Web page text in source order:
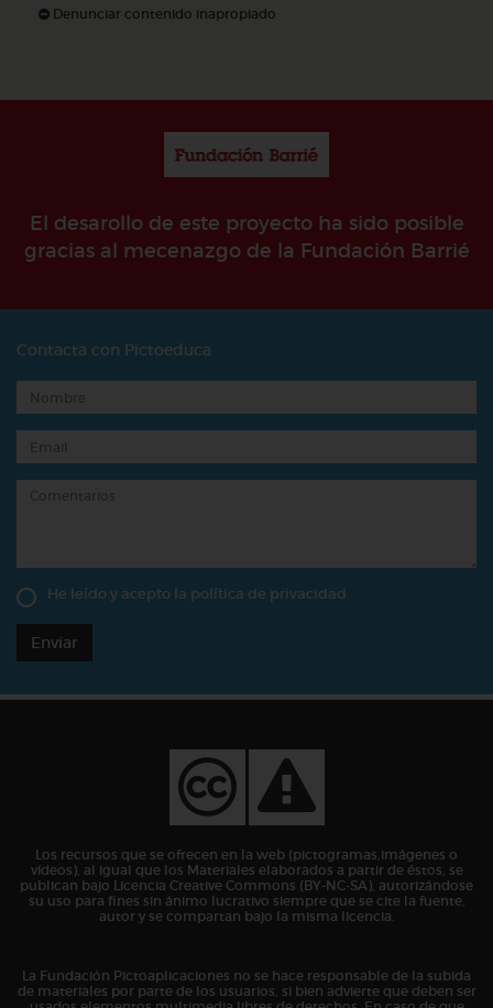
Denunciar contenido inapropiado
El desarollo de este proyecto ha sido posible
gracias al mecenazgo de la Fundación Barrié
Contacta con Pictoeduca
He leído y acepto la política de privacidad
Enviar
Los recursos que se ofrecen en la web (pictogramas,imágenes o
vídeos), al igual que los Materiales elaborados a partir de éstos, se
publican bajo Licencia Creative Commons (BY-NC-SA), autorizándose
su uso para fines sin ánimo lucrativo siempre que se cite la fuente,
autor y se compartan bajo la misma licencia.
La Fundación Pictoaplicaciones no se hace responsable de la subida
de materiales por parte de los usuarios, si bien advierte que deben ser